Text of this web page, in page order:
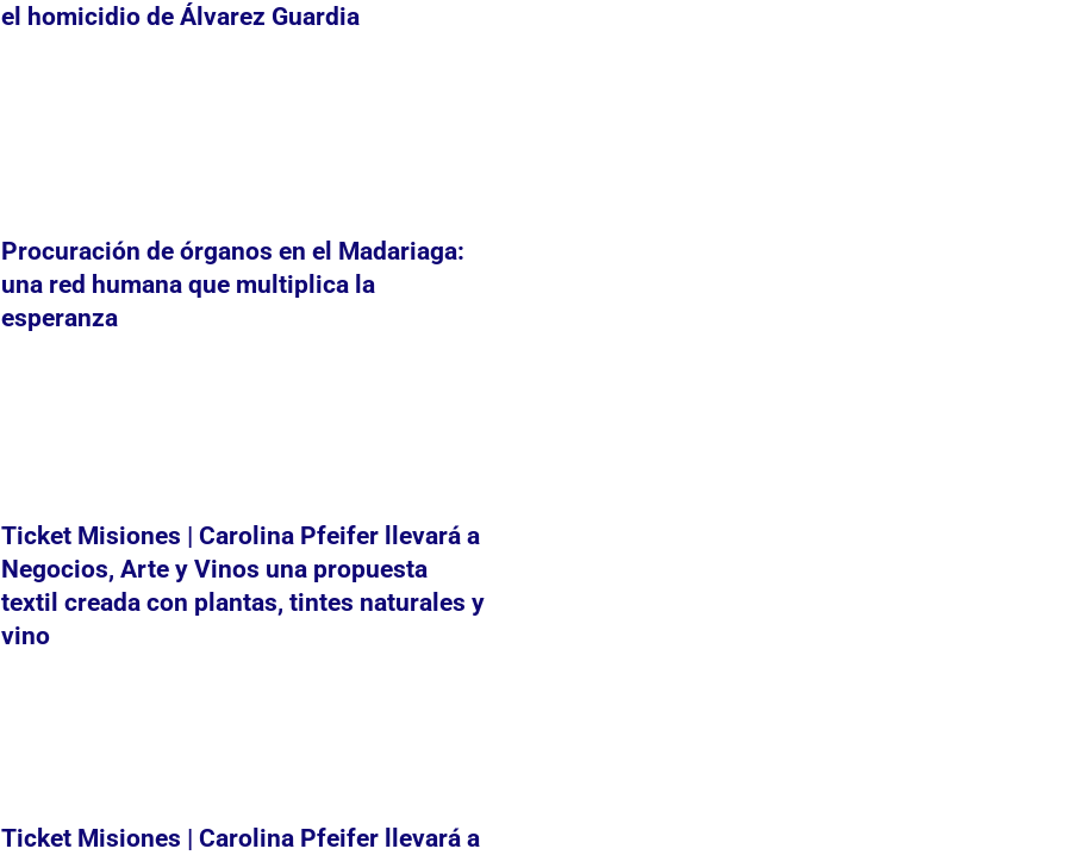
el homicidio de Álvarez Guardia
Procuración de órganos en el Madariaga:
una red humana que multiplica la
esperanza
Ticket Misiones | Carolina Pfeifer llevará a
Negocios, Arte y Vinos una propuesta
textil creada con plantas, tintes naturales y
vino
Ticket Misiones | Carolina Pfeifer llevará a